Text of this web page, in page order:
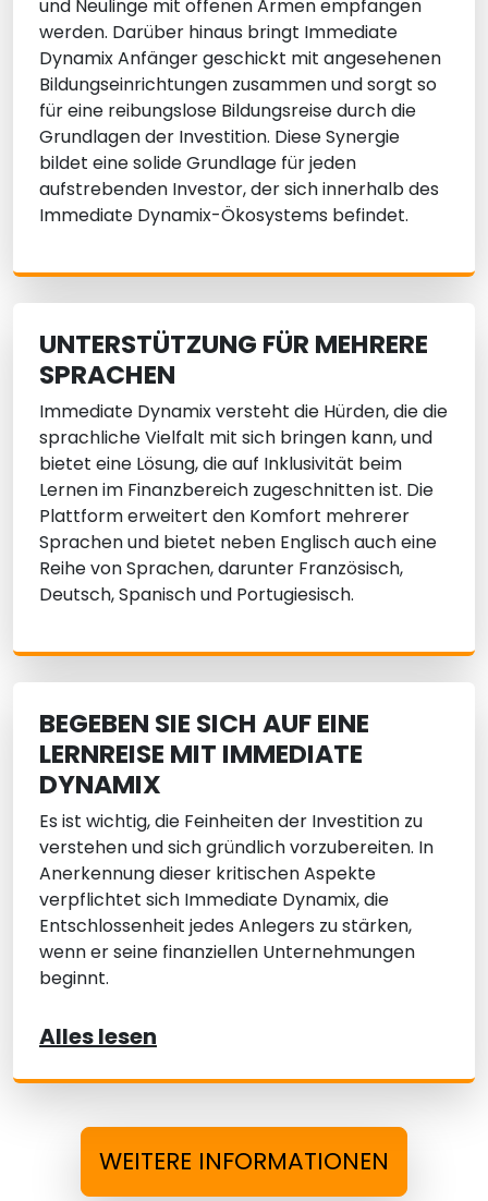
und Neulinge mit offenen Armen empfangen
werden. Darüber hinaus bringt Immediate
Dynamix Anfänger geschickt mit angesehenen
Bildungseinrichtungen zusammen und sorgt so
für eine reibungslose Bildungsreise durch die
Grundlagen der Investition. Diese Synergie
bildet eine solide Grundlage für jeden
aufstrebenden Investor, der sich innerhalb des
Immediate Dynamix-Ökosystems befindet.
UNTERSTÜTZUNG FÜR MEHRERE
SPRACHEN
Immediate Dynamix versteht die Hürden, die die
sprachliche Vielfalt mit sich bringen kann, und
bietet eine Lösung, die auf Inklusivität beim
Lernen im Finanzbereich zugeschnitten ist. Die
Plattform erweitert den Komfort mehrerer
Sprachen und bietet neben Englisch auch eine
Reihe von Sprachen, darunter Französisch,
Deutsch, Spanisch und Portugiesisch.
BEGEBEN SIE SICH AUF EINE
LERNREISE MIT IMMEDIATE
DYNAMIX
Es ist wichtig, die Feinheiten der Investition zu
verstehen und sich gründlich vorzubereiten. In
Anerkennung dieser kritischen Aspekte
verpflichtet sich Immediate Dynamix, die
Entschlossenheit jedes Anlegers zu stärken,
wenn er seine finanziellen Unternehmungen
beginnt.
Alles lesen
WEITERE INFORMATIONEN